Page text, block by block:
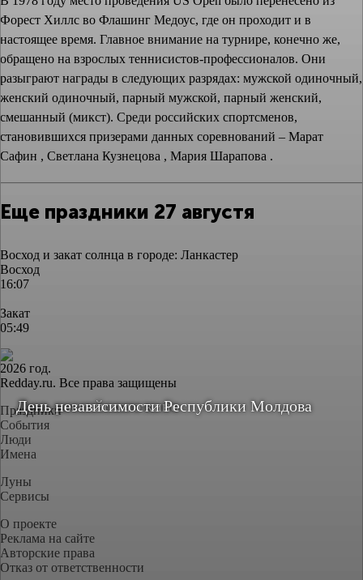
Форест Хиллс во Флашинг Медоус, где он проходит и в
настоящее время. Главное внимание на турнире, конечно же,
обращено на взрослых теннисистов-профессионалов. Они
разыграют награды в следующих разрядах: мужской одиночный,
женский одиночный, парный мужской, парный женский,
смешанный (микст). Среди российских спортсменов,
становившихся призерами данных соревнований – Марат
Сафин , Светлана Кузнецова , Мария Шарапова .
Еще праздники 27 августя
День российского кино
День независимости Республики Молдова
Восход и закат солнца в городе: Ланкастер
Восход
16:07
Закат
05:49
2026 год.
Redday.ru. Все права защищены
Праздники
События
Люди
Имена
Луны
Сервисы
О проекте
Реклама на сайте
Авторские права
Отказ от ответственности